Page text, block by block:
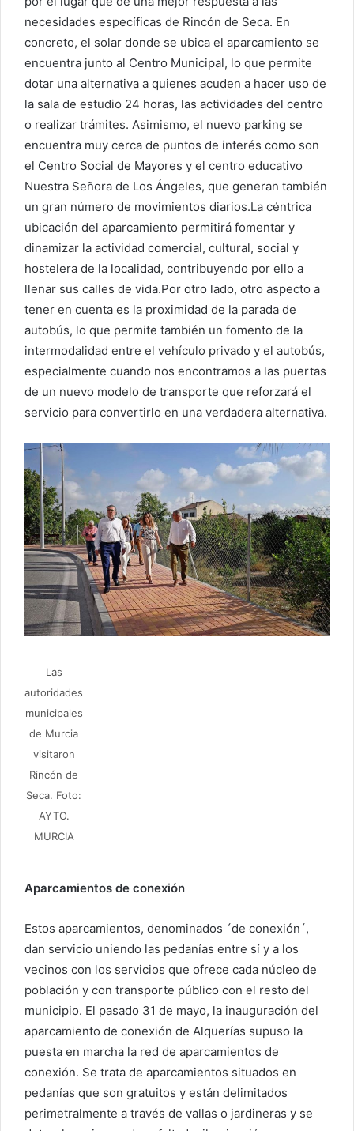
necesidades específicas de Rincón de Seca. En
concreto, el solar donde se ubica el aparcamiento se
encuentra junto al Centro Municipal, lo que permite
dotar una alternativa a quienes acuden a hacer uso de
la sala de estudio 24 horas, las actividades del centro
o realizar trámites. Asimismo, el nuevo parking se
encuentra muy cerca de puntos de interés como son
el Centro Social de Mayores y el centro educativo
Nuestra Señora de Los Ángeles, que generan también
un gran número de movimientos diarios.La céntrica
ubicación del aparcamiento permitirá fomentar y
dinamizar la actividad comercial, cultural, social y
hostelera de la localidad, contribuyendo por ello a
llenar sus calles de vida.Por otro lado, otro aspecto a
tener en cuenta es la proximidad de la parada de
autobús, lo que permite también un fomento de la
intermodalidad entre el vehículo privado y el autobús,
especialmente cuando nos encontramos a las puertas
de un nuevo modelo de transporte que reforzará el
servicio para convertirlo en una verdadera alternativa.
Las
autoridades
municipales
de Murcia
visitaron
Rincón de
Seca. Foto:
AYTO.
MURCIA
Aparcamientos de conexión
Estos aparcamientos, denominados ´de conexión´,
dan servicio uniendo las pedanías entre sí y a los
vecinos con los servicios que ofrece cada núcleo de
población y con transporte público con el resto del
municipio. El pasado 31 de mayo, la inauguración del
aparcamiento de conexión de Alquerías supuso la
puesta en marcha la red de aparcamientos de
conexión. Se trata de aparcamientos situados en
pedanías que son gratuitos y están delimitados
perimetralmente a través de vallas o jardineras y se